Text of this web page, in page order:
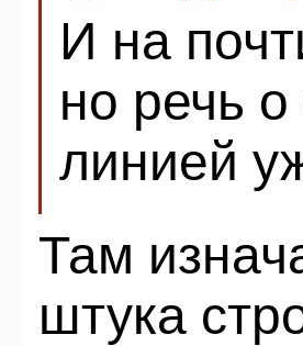
И на
но речь о
линией
Там
штука